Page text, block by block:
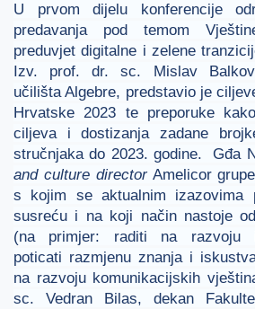
U prvom dijelu konferencije
predavanja pod temom
preduvjet digitalne i zelene
Izv. prof. dr. sc. Mislav
učilišta Algebre, predstavio je
Hrvatske 2023 te preporuke
ciljeva i dostizanja zadane
stručnjaka do 2023. godine. Gđa
and culture directorAmelicor
s kojim se aktualnim izazovima
susreću i na koji način nastoje
(na primjer: raditi na razvoju
poticati razmjenu znanja i
na razvoju komunikacijskih
sc. Vedran Bilas, dekan